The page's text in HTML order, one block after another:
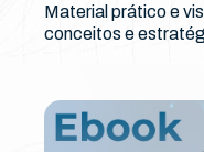
Material prático e
conceitos e